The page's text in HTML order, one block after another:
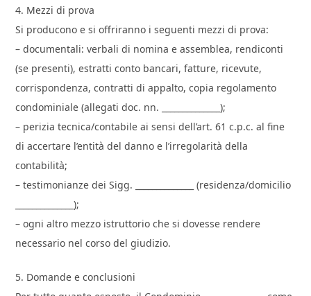
4. Mezzi di prova
Si producono e si offriranno i seguenti mezzi di prova:
– documentali: verbali di nomina e assemblea, rendiconti
(se presenti), estratti conto bancari, fatture, ricevute,
corrispondenza, contratti di appalto, copia regolamento
condominiale (allegati doc. nn. ______________);
– perizia tecnica/contabile ai sensi dell’art. 61 c.p.c. al fine
di accertare l’entità del danno e l’irregolarità della
contabilità;
– testimonianze dei Sigg. ______________ (residenza/domicilio
______________);
– ogni altro mezzo istruttorio che si dovesse rendere
necessario nel corso del giudizio.
5. Domande e conclusioni